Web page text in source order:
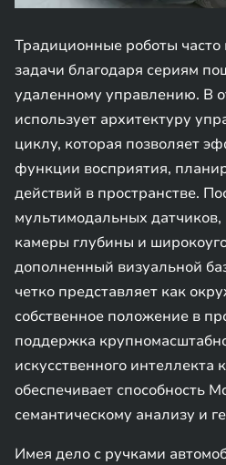
Традиционные роботы
задачи благодаря сериям
удаленному управлению. В
использует архитектуру
циклу, которая позволяет
функции восприятия,
действий в пространстве.
мультимодальных
камеры глубины и
дополненный визуальной
четко представляет как
собственное положение в
поддержка
искусственного интеллекта
обеспечивает способность
семантическому анализу и
Имея дело с ручками